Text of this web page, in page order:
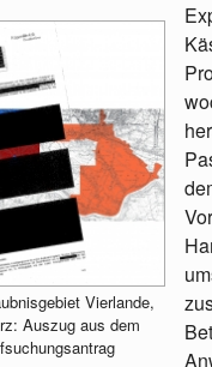
Vierlande,
Auszug aus dem